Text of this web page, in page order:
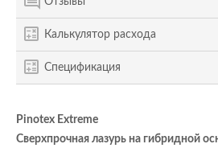
Калькулятор расхода
Спецификация
Pinotex Extreme
Сверхпрочная лазурь на гибридной